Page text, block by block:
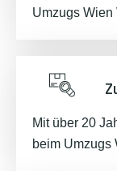
Umzugs Wien
Mit über 20
beim Umzugs